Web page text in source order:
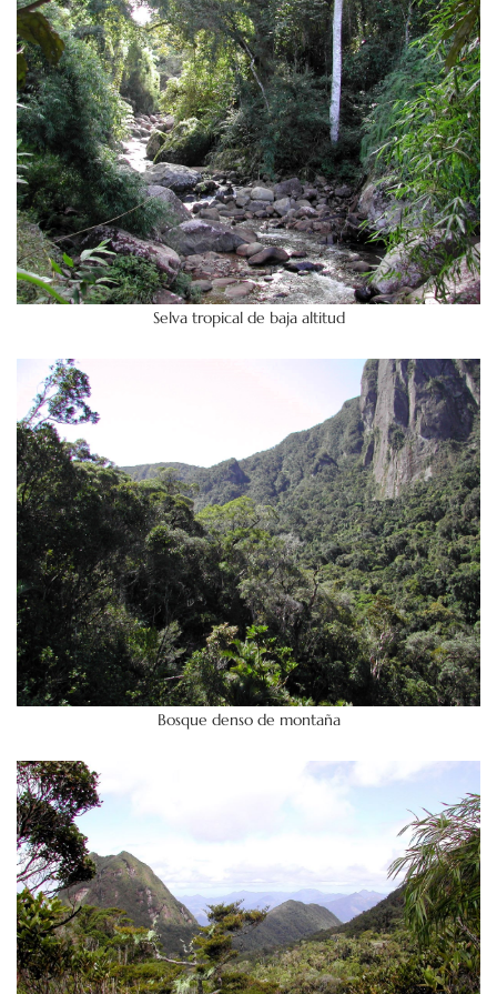
Selva tropical de baja altitud
Bosque denso de montaña